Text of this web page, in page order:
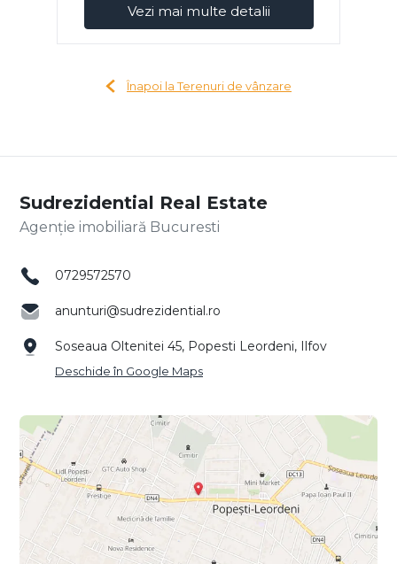
Vezi mai multe detalii
Înapoi la Terenuri de vânzare
Sudrezidential Real Estate
Agenție imobiliară Bucuresti
0729572570
anunturi@sudrezidential.ro
Soseaua Oltenitei 45, Popesti Leordeni, Ilfov
Deschide în Google Maps